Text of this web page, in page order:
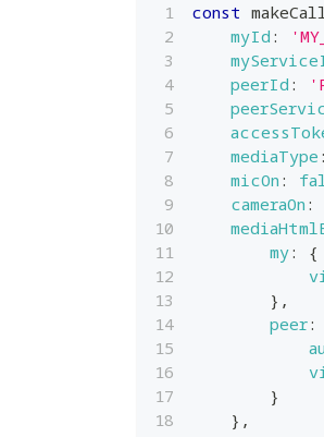
const
myId :
peerId :
mediaType :
micOn :
cameraOn :
my:
{
} ,
peer:
}
} ,